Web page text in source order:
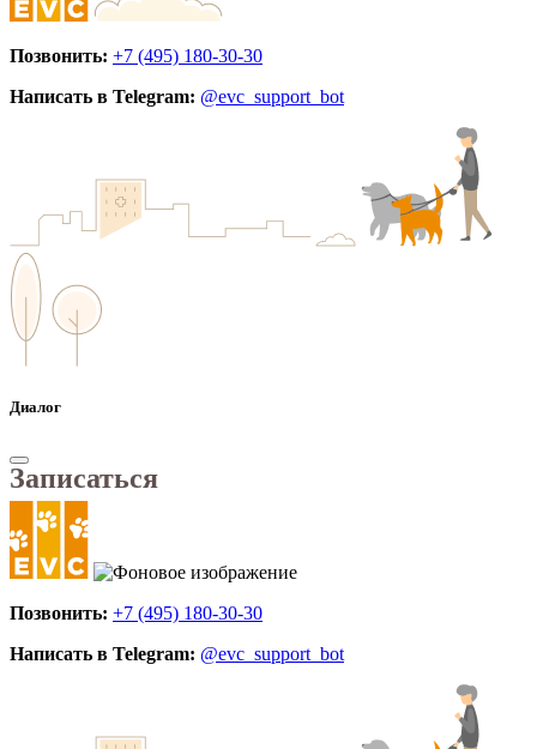
Позвонить: +7 (495) 180-30-30
Написать в Telegram: @evc_support_bot
Диалог
Записаться
Позвонить: +7 (495) 180-30-30
Написать в Telegram: @evc_support_bot